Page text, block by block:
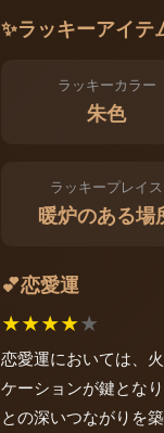
✨ラッキーアイテ
ラッキーカラー
朱色
ラッキープレイス
暖炉のある場
💕恋愛運
★★★★★
恋愛運においては、
ケーションが鍵とな
との深いつながりを